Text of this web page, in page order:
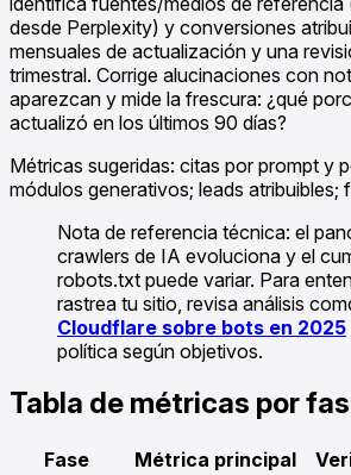
desde Perplexity) y conversiones
mensuales de actualización y una
trimestral. Corrige alucinaciones con
aparezcan y mide la frescura: ¿qué
actualizó en los últimos 90 días?
Métricas sugeridas: citas por prompt y
módulos generativos; leads atribuibles;
Nota de referencia técnica: el
crawlers de IA evoluciona y el
robots.txt puede variar. Para
rastrea tu sitio, revisa análisis
Cloudflare sobre bots en 2025
política según objetivos.
Tabla de métricas por
Fase Métrica principal